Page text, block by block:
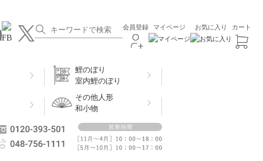
会員登録 マイページ お気に入り カート
鯉のぼり
室内鯉のぼり
その他人形
和小物